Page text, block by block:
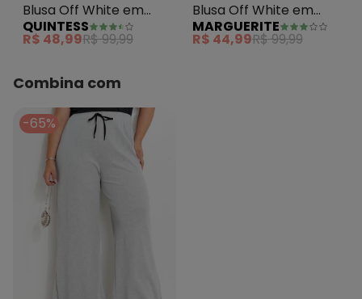
Blusa Off White em
Malha de Algodão
QUINTESS
R$ 48,99R$ 99,99
Blusa Off White em
Malha Tweed
MARGUERITE
R$ 44,99R$ 99,99
Combina com
-65%